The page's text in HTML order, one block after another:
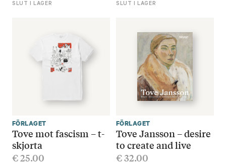
SLUT I LAGER SLUT I LAGER
FÖRLAGET
Tove mot fascism – t-
skjorta
€25.00
FÖRLAGET
Tove Jansson – desire
to create and live
€32.00